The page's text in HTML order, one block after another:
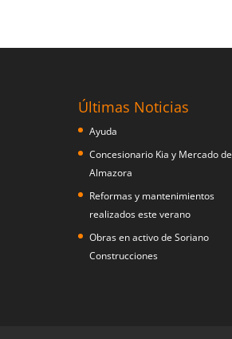
Últimas Noticias
Ayuda
Concesionario Kia y Mercado de
Almazora
Reformas y mantenimientos
realizados este verano
Obras en activo de Soriano
Construcciones